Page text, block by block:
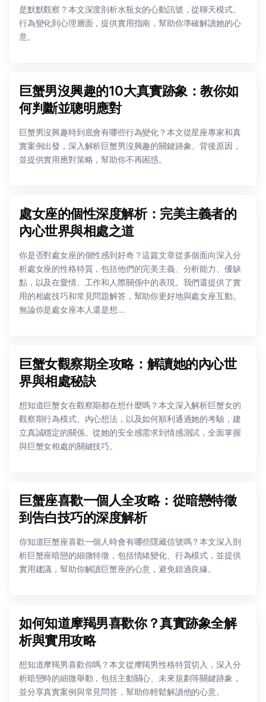
是默默觀察？本文深度剖析水瓶女的心動訊號，從聊天模式、
行為變化到心理層面，提供實用指南，幫助你準確解讀她的心
意。
巨蟹男沒興趣的10大真實跡象：教你如
何判斷並聰明應對
巨蟹男沒興趣時到底會有哪些行為變化？本文從星座專家和真
實案例出發，深入解析巨蟹男沒興趣的關鍵跡象、背後原因，
並提供實用應對策略，幫助你不再困惑。
處女座的個性深度解析：完美主義者的
內心世界與相處之道
你是否對處女座的個性感到好奇？這篇文章從多個面向深入分
析處女座的性格特質，包括他們的完美主義、分析能力、優缺
點，以及在愛情、工作和人際關係中的表現。我們還提供了實
用的相處技巧和常見問題解答，幫助你更好地與處女座互動。
無論你是處女座本人還是想...
巨蟹女觀察期全攻略：解讀她的內心世
界與相處秘訣
想知道巨蟹女在觀察期都在想什麼嗎？本文深入解析巨蟹女的
觀察期行為模式、內心想法，以及如何順利通過她的考驗，建
立真誠穩定的關係。從她的安全感需求到情感測試，全面掌握
與巨蟹女相處的關鍵技巧。
巨蟹座喜歡一個人全攻略：從暗戀特徵
到告白技巧的深度解析
你知道巨蟹座喜歡一個人時會有哪些隱藏信號嗎？本文深入剖
析巨蟹座暗戀的細微特徵，包括情緒變化、行為模式，並提供
實用建議，幫助你解讀巨蟹座的心意，避免錯過良緣。
如何知道摩羯男喜歡你？真實跡象全解
析與實用攻略
想知道摩羯男喜歡你嗎？本文從摩羯男性格特質切入，深入分
析暗戀時的細微舉動，包括主動關心、未來規劃等關鍵跡象，
並分享真實案例與常見問答，幫助你輕鬆解讀他的心意。